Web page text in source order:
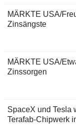
MÄRKTE USA/
Zinsängste
MÄRKTE USA/
Zinssorgen
SpaceX und Tesla
Terafab-Chipwerk